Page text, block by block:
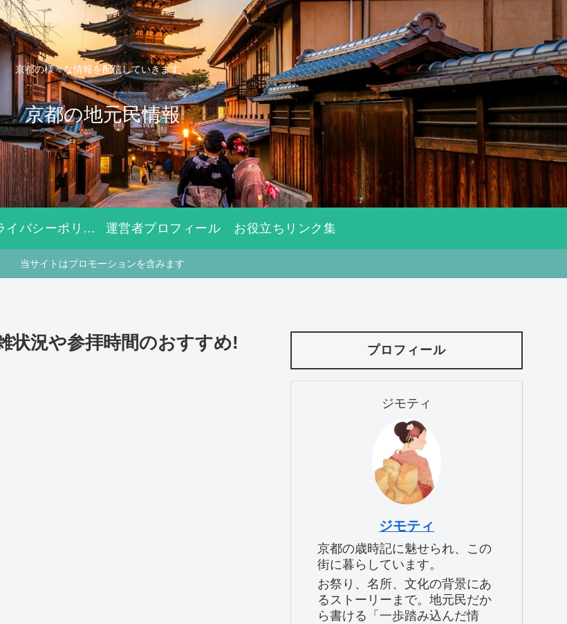
京都の様々な情報を配信していきます。
京都の地元民情報
プライバシーポリシー 運営者プロフィール お役立ちリンク集
当サイトはプロモーションを含みます
状況や参拝時間のおすすめ! プロフィール
ジモティ
ジモティ
京都の歳時記に魅せられ、この
街に暮らしています。
お祭り、名所、文化の背景にあ
るストーリーまで。地元民だか
ら書ける「一歩踏み込んだ情